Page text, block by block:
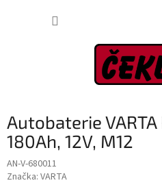
Autobaterie
180Ah, 12V, M12
AN-V-680011
Značka: VARTA